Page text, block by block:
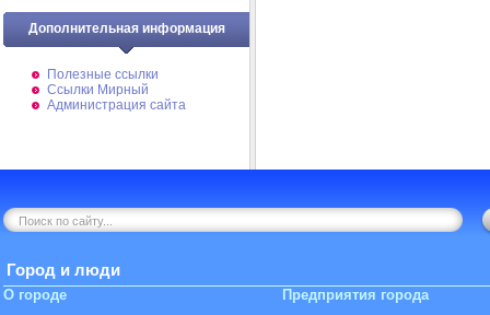
Дополнительная информация
Полезные ссылки
Ссылки Мирный
Администрация сайта
Город и люди
О городе Предприятия города